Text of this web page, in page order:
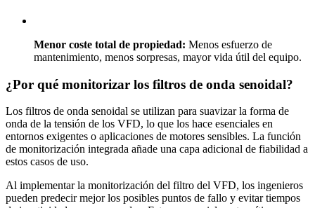
Menor coste total de propiedad: Menos esfuerzo de
mantenimiento, menos sorpresas, mayor vida útil del equipo.
¿Por qué monitorizar los filtros de onda senoidal?
Los filtros de onda senoidal se utilizan para suavizar la forma de
onda de la tensión de los VFD, lo que los hace esenciales en
entornos exigentes o aplicaciones de motores sensibles. La función
de monitorización integrada añade una capa adicional de fiabilidad a
estos casos de uso.
Al implementar la monitorización del filtro del VFD, los ingenieros
pueden predecir mejor los posibles puntos de fallo y evitar tiempos